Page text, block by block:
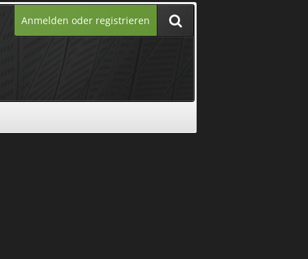
Anmelden oder registrieren